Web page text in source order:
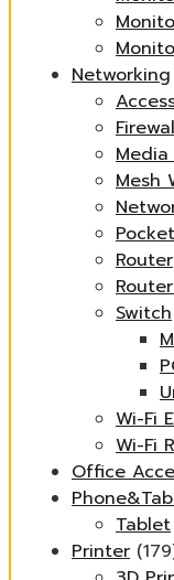
Networking
Mesh
Router
Switch
Wi-Fi
Wi-Fi
Office
Tablet
Printer